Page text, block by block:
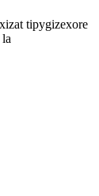
tipygizexore